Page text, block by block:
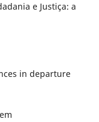
e Justiça: a
in departure